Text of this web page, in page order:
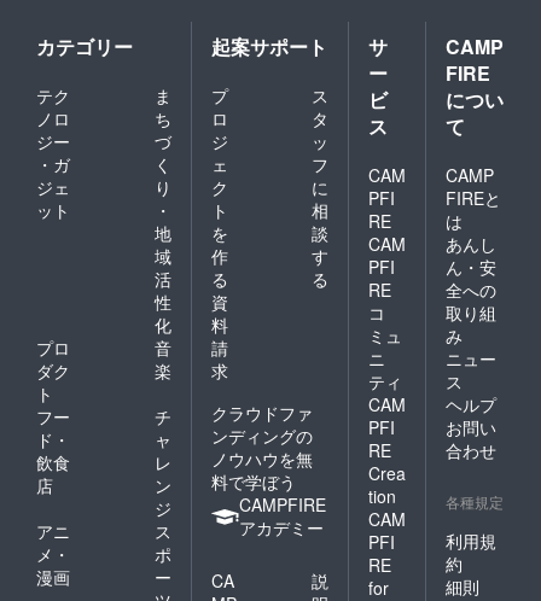
カテゴリー
テク
ノロ
ジー
・ガ
ジェ
ット
ま
ち
づ
く
り
・
地
域
活
性
化
プロ
ダク
ト
音
楽
フー
ド・
飲食
店
チ
ャ
レ
ン
ジ
アニ
メ・
漫画
ス
ポ
ー
起案サポート
プ
ロ
ジ
ェ
ク
ト
を
作
る
ス
タ
ッ
フ
に
相
談
す
る
資
料
請
求
クラウドファ
ンディングの
ノウハウを無
料で学ぼう
CAMPFIRE
アカデミー
CA
説
サ
ー
ビ
ス
CAM
PFI
RE
CAM
PFI
RE
コ
ミュ
ニ
ティ
CAM
PFI
RE
Crea
tion
CAM
PFI
RE
for
CAMP
FIRE
につい
て
CAMP
FIREと
は
あんし
ん・安
全への
取り組
み
ニュー
ス
ヘルプ
お問い
合わせ
各種規定
利用規
約
細則